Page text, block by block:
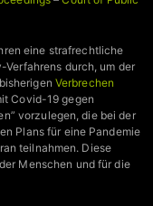
eine strafrechtliche
Verfahrens durch, um der
Verbrechen
Covid-19 gegen
vorzulegen, die bei der
Plans für eine Pandemie
teilnahmen. Diese
Menschen und für die